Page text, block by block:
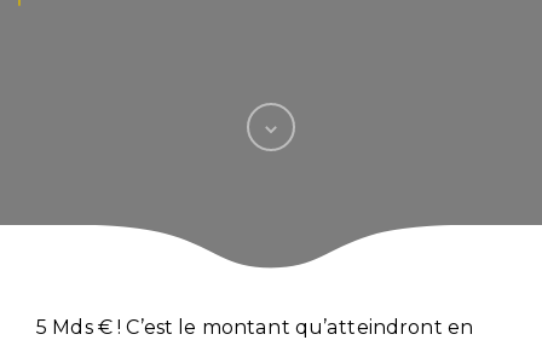
5 Mds € ! C’est le montant qu’atteindront en